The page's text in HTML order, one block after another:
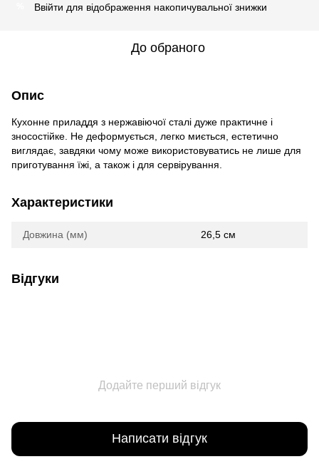
Ввійти для відображення накопичувальної знижки
До обраного
Опис
Кухонне приладдя з нержавіючої сталі дуже практичне і
зносостійке. Не деформується, легко миється, естетично
виглядає, завдяки чому може використовуватись не лише для
приготування їжі, а також і для сервірування.
Характеристики
Довжина (мм) 26,5 см
Відгуки
Додайте перший відгук
Написати відгук